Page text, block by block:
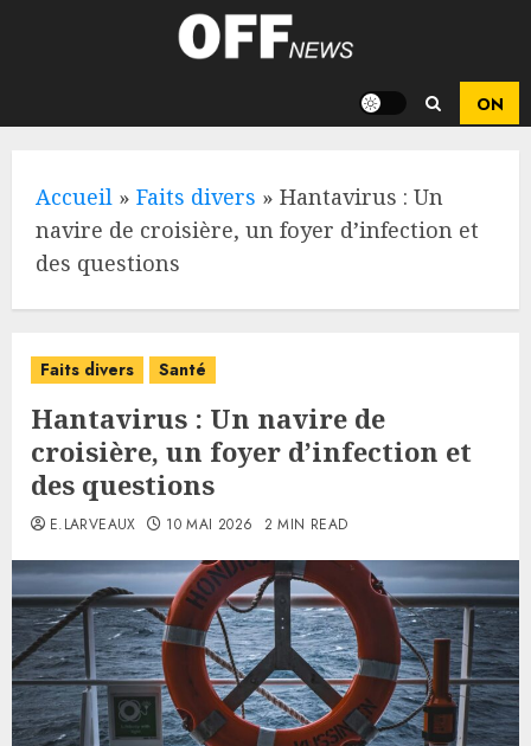
Accueil » Faits divers » Hantavirus : Un
navire de croisière, un foyer d’infection et
des questions
Faits divers Santé
Hantavirus : Un navire de
croisière, un foyer d’infection et
des questions
E.LARVEAUX 10 MAI 2026 2 MIN READ